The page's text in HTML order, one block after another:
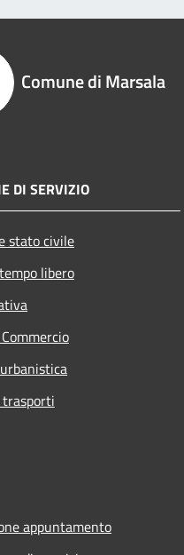
Comune di Marsala
DI SERVIZIO
stato civile
libero
appuntamento